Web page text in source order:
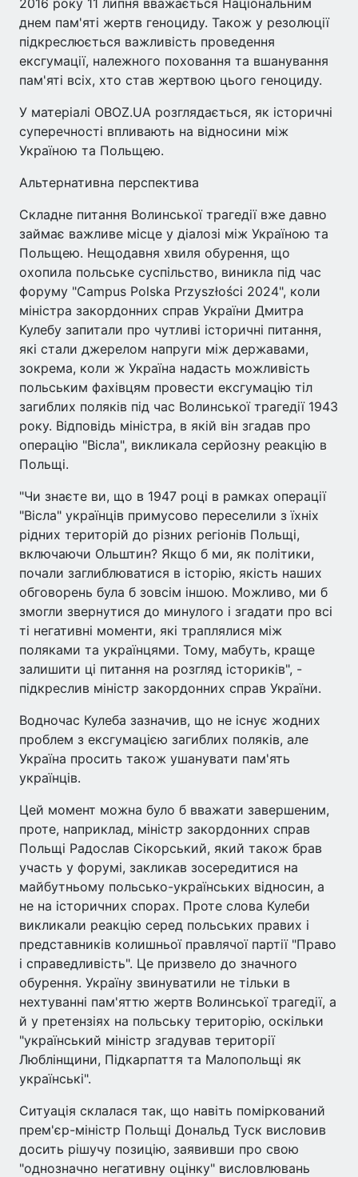
2016 року 11 липня вважається Національним
днем пам'яті жертв геноциду. Також у резолюції
підкреслюється важливість проведення
ексгумації, належного поховання та вшанування
пам'яті всіх, хто став жертвою цього геноциду.
У матеріалі OBOZ.UA розглядається, як історичні
суперечності впливають на відносини між
Україною та Польщею.
Альтернативна перспектива
Складне питання Волинської трагедії вже давно
займає важливе місце у діалозі між Україною та
Польщею. Нещодавня хвиля обурення, що
охопила польське суспільство, виникла під час
форуму "Campus Polska Przyszłości 2024", коли
міністра закордонних справ України Дмитра
Кулебу запитали про чутливі історичні питання,
які стали джерелом напруги між державами,
зокрема, коли ж Україна надасть можливість
польським фахівцям провести ексгумацію тіл
загиблих поляків під час Волинської трагедії 1943
року. Відповідь міністра, в якій він згадав про
операцію "Вісла", викликала серйозну реакцію в
Польщі.
"Чи знаєте ви, що в 1947 році в рамках операції
"Вісла" українців примусово переселили з їхніх
рідних територій до різних регіонів Польщі,
включаючи Ольштин? Якщо б ми, як політики,
почали заглиблюватися в історію, якість наших
обговорень була б зовсім іншою. Можливо, ми б
змогли звернутися до минулого і згадати про всі
ті негативні моменти, які траплялися між
поляками та українцями. Тому, мабуть, краще
залишити ці питання на розгляд істориків", -
підкреслив міністр закордонних справ України.
Водночас Кулеба зазначив, що не існує жодних
проблем з ексгумацією загиблих поляків, але
Україна просить також ушанувати пам'ять
українців.
Цей момент можна було б вважати завершеним,
проте, наприклад, міністр закордонних справ
Польщі Радослав Сікорський, який також брав
участь у форумі, закликав зосередитися на
майбутньому польсько-українських відносин, а
не на історичних спорах. Проте слова Кулеби
викликали реакцію серед польських правих і
представників колишньої правлячої партії "Право
і справедливість". Це призвело до значного
обурення. Україну звинуватили не тільки в
нехтуванні пам'яттю жертв Волинської трагедії, а
й у претензіях на польську територію, оскільки
"український міністр згадував території
Люблінщини, Підкарпаття та Малопольщі як
українські".
Ситуація склалася так, що навіть поміркований
прем'єр-міністр Польщі Дональд Туск висловив
досить рішучу позицію, заявивши про свою
"однозначно негативну оцінку" висловлювань